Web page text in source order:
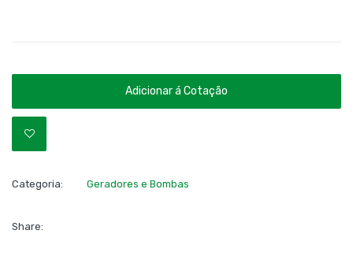
Adicionar á Cotação
Categoria: Geradores e Bombas
Share: